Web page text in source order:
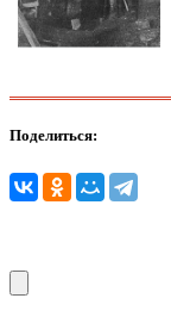
Поделиться: